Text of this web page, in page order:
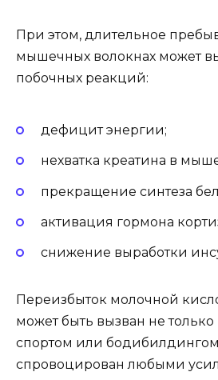
При этом, длительное
мышечных волокнах может
побочных реакций:
дефицит энергии;
нехватка креатина в
прекращение синтеза
активация гормона
снижение выработки
Переизбыток молочной
может быть вызван не только
спортом или
спровоцирован любыми